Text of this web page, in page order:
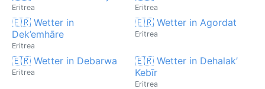
Eritrea Eritrea
🇪🇷 Wetter in
Dek’emhāre
Eritrea
🇪🇷 Wetter in Agordat
Eritrea
🇪🇷 Wetter in Debarwa
Eritrea
🇪🇷 Wetter in Dehalak’
Kebīr
Eritrea